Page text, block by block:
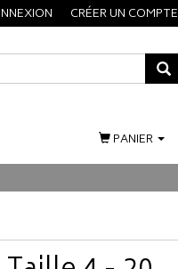
CRÉER UN COMPTE
PANIER